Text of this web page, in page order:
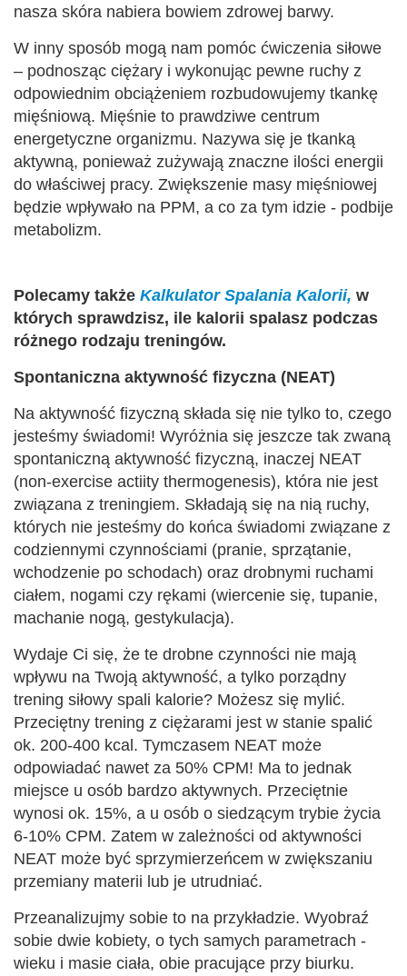
nasza skóra nabiera bowiem zdrowej barwy.
W inny sposób mogą nam pomóc ćwiczenia siłowe
– podnosząc ciężary i wykonując pewne ruchy z
odpowiednim obciążeniem rozbudowujemy tkankę
mięśniową. Mięśnie to prawdziwe centrum
energetyczne organizmu. Nazywa się je tkanką
aktywną, ponieważ zużywają znaczne ilości energii
do właściwej pracy. Zwiększenie masy mięśniowej
będzie wpływało na PPM, a co za tym idzie - podbije
metabolizm.
Polecamy także Kalkulator Spalania Kalorii, w
których sprawdzisz, ile kalorii spalasz podczas
różnego rodzaju treningów.
Spontaniczna aktywność fizyczna (NEAT)
Na aktywność fizyczną składa się nie tylko to, czego
jesteśmy świadomi! Wyróżnia się jeszcze tak zwaną
spontaniczną aktywność fizyczną, inaczej NEAT
(non-exercise actiity thermogenesis), która nie jest
związana z treningiem. Składają się na nią ruchy,
których nie jesteśmy do końca świadomi związane z
codziennymi czynnościami (pranie, sprzątanie,
wchodzenie po schodach) oraz drobnymi ruchami
ciałem, nogami czy rękami (wiercenie się, tupanie,
machanie nogą, gestykulacja).
Wydaje Ci się, że te drobne czynności nie mają
wpływu na Twoją aktywność, a tylko porządny
trening siłowy spali kalorie? Możesz się mylić.
Przeciętny trening z ciężarami jest w stanie spalić
ok. 200-400 kcal. Tymczasem NEAT może
odpowiadać nawet za 50% CPM! Ma to jednak
miejsce u osób bardzo aktywnych. Przeciętnie
wynosi ok. 15%, a u osób o siedzącym trybie życia
6-10% CPM. Zatem w zależności od aktywności
NEAT może być sprzymierzeńcem w zwiększaniu
przemiany materii lub je utrudniać.
Przeanalizujmy sobie to na przykładzie. Wyobraź
sobie dwie kobiety, o tych samych parametrach -
wieku i masie ciała, obie pracujące przy biurku.